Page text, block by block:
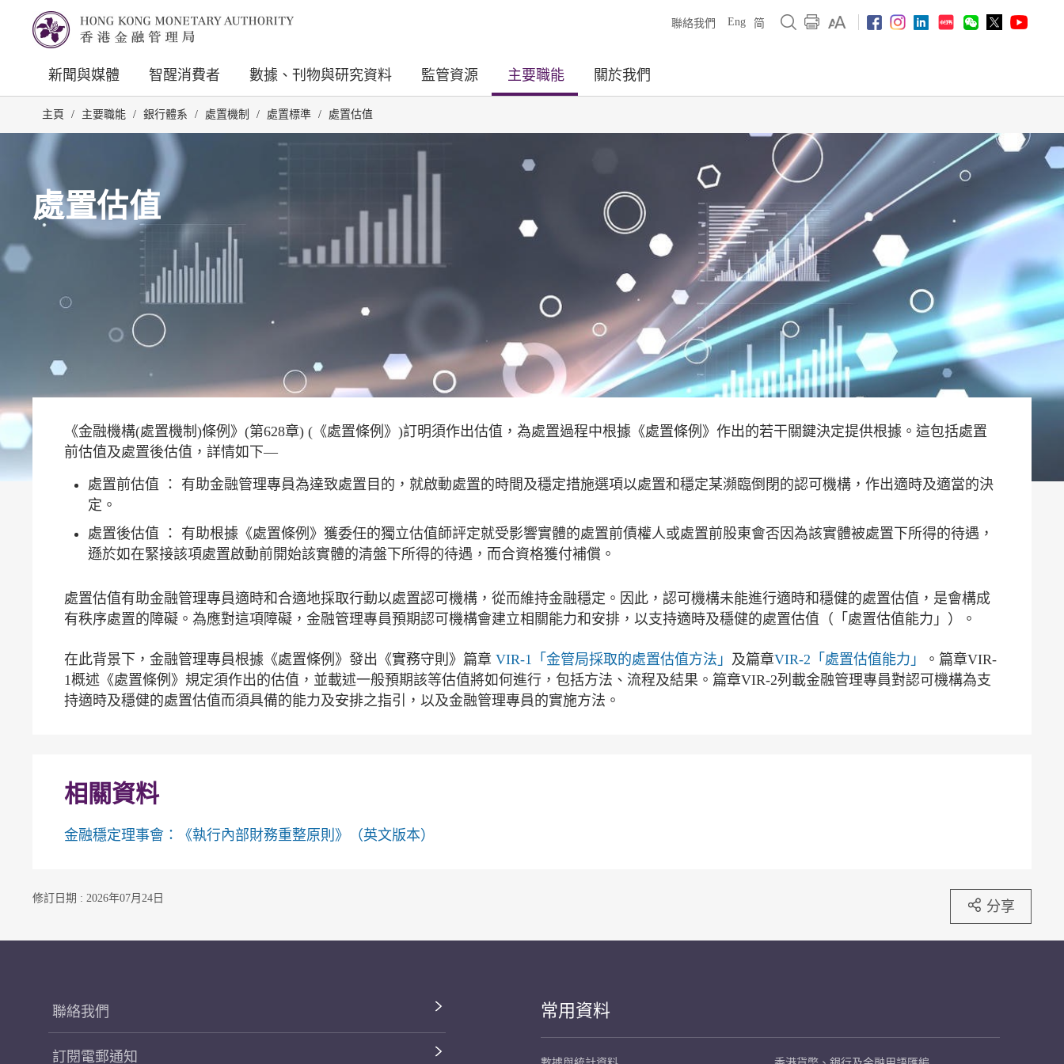
聯絡我們 Eng 简
新聞與媒體 智醒消費者 數據、刊物與研究資料 監管資源 主要職能 關於我們
主頁 / 主要職能 / 銀行體系 / 處置機制 / 處置標準 / 處置估值
處置估值
《金融機構(處置機制)條例》(第628章) (《處置條例》)訂明須作出估值，為處置過程中根據《處置條例》作出的若干關鍵決定提供根據。這包括處置
前估值及處置後估值，詳情如下—
處置前估值 ： 有助金融管理專員為達致處置目的，就啟動處置的時間及穩定措施選項以處置和穩定某瀕臨倒閉的認可機構，作出適時及適當的決
定。
處置後估值 ： 有助根據《處置條例》獲委任的獨立估值師評定就受影響實體的處置前債權人或處置前股東會否因為該實體被處置下所得的待遇，
遜於如在緊接該項處置啟動前開始該實體的清盤下所得的待遇，而合資格獲付補償。
處置估值有助金融管理專員適時和合適地採取行動以處置認可機構，從而維持金融穩定。因此，認可機構未能進行適時和穩健的處置估值，是會構成
有秩序處置的障礙。為應對這項障礙，金融管理專員預期認可機構會建立相關能力和安排，以支持適時及穩健的處置估值（「處置估值能力」）。
在此背景下，金融管理專員根據《處置條例》發出《實務守則》篇章 VIR-1「金管局採取的處置估值方法」 及篇章VIR-2「處置估值能力」
。篇章VIR-
1概述《處置條例》規定須作出的估值，並載述一般預期該等估值將如何進行，包括方法、流程及結果。篇章VIR-2列載金融管理專員對認可機構為支
持適時及穩健的處置估值而須具備的能力及安排之指引，以及金融管理專員的實施方法。
相關資料
金融穩定理事會：《執行內部財務重整原則》（英文版本）
修訂日期 : 2026年07月24日 分享
聯絡我們
訂閱電郵通知
常用資料